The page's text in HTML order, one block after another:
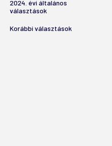
2024. évi általános
választások
Korábbi választások